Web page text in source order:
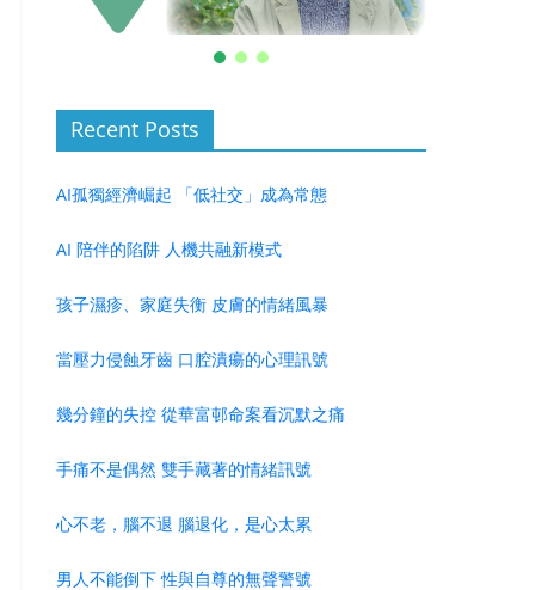
Recent Posts
AI孤獨經濟崛起 「低社交」成為常態
AI 陪伴的陷阱 人機共融新模式
孩子濕疹、家庭失衡 皮膚的情緒風暴
當壓力侵蝕牙齒 口腔潰瘍的心理訊號
幾分鐘的失控 從華富邨命案看沉默之痛
手痛不是偶然 雙手藏著的情緒訊號
心不老，腦不退 腦退化，是心太累
男人不能倒下 性與自尊的無聲警號